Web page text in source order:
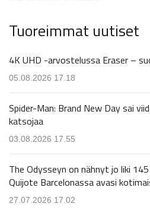
Tuoreimmat uutiset
4K UHD -arvostelussa Eraser –
05.08.2026 17.18
Spider-Man: Brand New Day sai
katsojaa
03.08.2026 17.55
The Odysseyn on nähnyt jo liki
Quijote Barcelonassa avasi
27.07.2026 17.02